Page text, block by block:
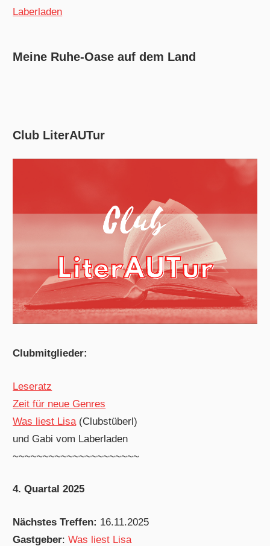
Laberladen
Meine Ruhe-Oase auf dem Land
Club LiterAUTur
Clubmitglieder:
Leseratz
Zeit für neue Genres
Was liest Lisa (Clubstüberl)
und Gabi vom Laberladen
~~~~~~~~~~~~~~~~~~~~~
4. Quartal 2025
Nächstes Treffen: 16.11.2025
Gastgeber:Was liest Lisa